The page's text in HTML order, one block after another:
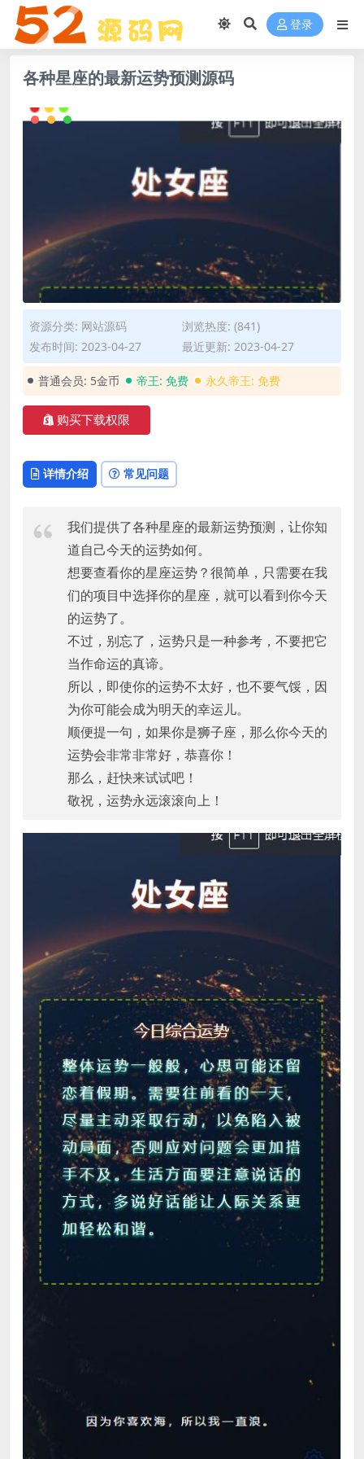
登录
各种星座的最新运势预测源码
资源分类: 网站源码
浏览热度: (841)
发布时间: 2023-04-27
最近更新: 2023-04-27
普通会员: 5金币 帝王: 免费 永久帝王: 免费
购买下载权限
详情介绍 常见问题
我们提供了各种星座的最新运势预测，让你知
道自己今天的运势如何。
想要查看你的星座运势？很简单，只需要在我
们的项目中选择你的星座，就可以看到你今天
的运势了。
不过，别忘了，运势只是一种参考，不要把它
当作命运的真谛。
所以，即使你的运势不太好，也不要气馁，因
为你可能会成为明天的幸运儿。
顺便提一句，如果你是狮子座，那么你今天的
运势会非常非常好，恭喜你！
那么，赶快来试试吧！
敬祝，运势永远滚滚向上！